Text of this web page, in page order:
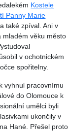
Kostele
Panny Marie
také zpíval. Ani v
mladém věku město
v ochotnickém
spořitelny.
vyhnul pracovnímu
do Olomouce k
umělci byli
ukončily v
Hané. Přešel proto